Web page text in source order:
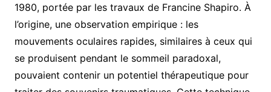
1980, portée par les travaux de Francine Shapiro. À
l’origine, une observation empirique : les
mouvements oculaires rapides, similaires à ceux qui
se produisent pendant le sommeil paradoxal,
pouvaient contenir un potentiel thérapeutique pour